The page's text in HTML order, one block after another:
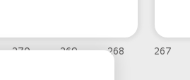
267
268
269
270